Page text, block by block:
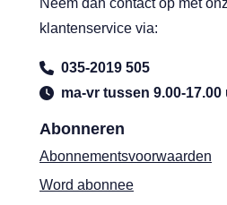
Abonneren
Abonnementsvoorwaarden
Word abonnee
Neem dan contact op met
klantenservice via:
035-2019 505
ma-vr tussen 9.00-17.00